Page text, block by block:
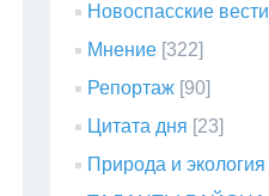
Новоспасские вести
Мнение [322]
Репортаж [90]
Цитата дня [23]
Природа и экология